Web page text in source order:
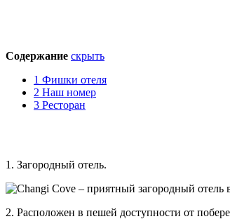
Содержание скрыть
1 Фишки отеля
2 Наш номер
3 Ресторан
1. Загородный отель.
2. Расположен в пешей доступности от